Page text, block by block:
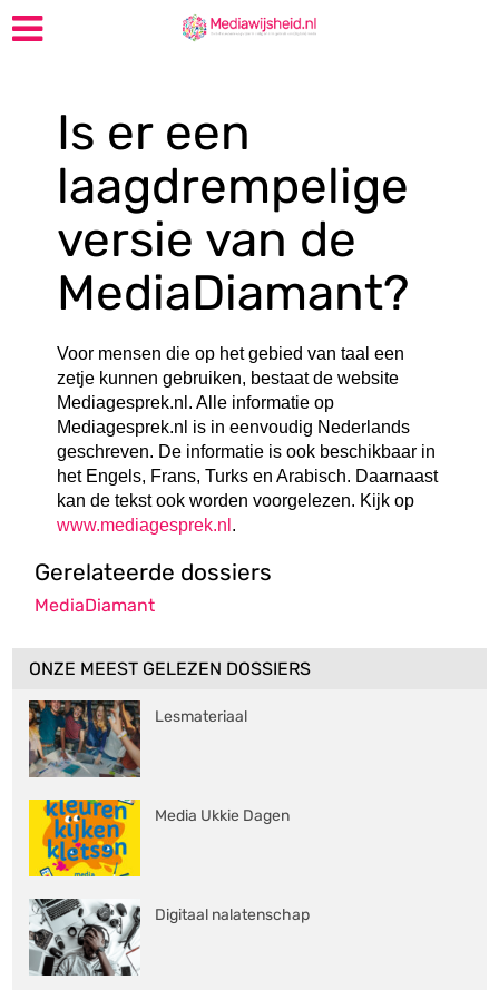
Is er een
laagdrempelige
versie van de
MediaDiamant?
Voor mensen die op het gebied van taal een
zetje kunnen gebruiken, bestaat de website
Mediagesprek.nl.Alle informatie op
Mediagesprek.nl is in eenvoudig Nederlands
geschreven. De informatie is ook beschikbaar in
het Engels, Frans, Turks en Arabisch. Daarnaast
kan de tekst ook worden voorgelezen. Kijk op
www.mediagesprek.nl .
Gerelateerde dossiers
MediaDiamant
ONZE MEEST GELEZEN DOSSIERS
Lesmateriaal
Media Ukkie Dagen
Digitaal nalatenschap